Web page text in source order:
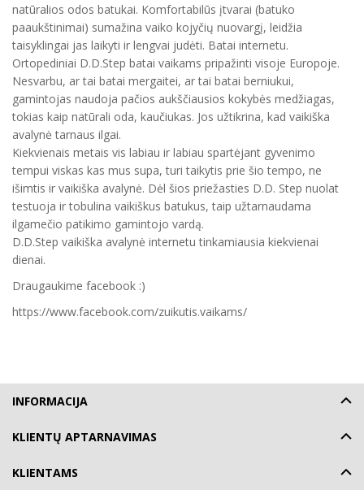
natūralios odos batukai. Komfortabilūs įtvarai (batuko
paaukštinimai) sumažina vaiko kojyčių nuovargį, leidžia
taisyklingai jas laikyti ir lengvai judėti. Batai internetu.
Ortopediniai D.D.Step batai vaikams pripažinti visoje Europoje.
Nesvarbu, ar tai batai mergaitei, ar tai batai berniukui,
gamintojas naudoja pačios aukščiausios kokybės medžiagas,
tokias kaip natūrali oda, kaučiukas. Jos užtikrina, kad vaikiška
avalynė tarnaus ilgai.
Kiekvienais metais vis labiau ir labiau spartėjant gyvenimo
tempui viskas kas mus supa, turi taikytis prie šio tempo, ne
išimtis ir vaikiška avalynė. Dėl šios priežasties D.D. Step nuolat
testuoja ir tobulina vaikiškus batukus, taip užtarnaudama
ilgamečio patikimo gamintojo vardą.
D.D.Step vaikiška avalynė internetu tinkamiausia kiekvienai
dienai.
Draugaukime facebook :)
https://www.facebook.com/zuikutis.vaikams/
INFORMACIJA
KLIENTŲ APTARNAVIMAS
KLIENTAMS